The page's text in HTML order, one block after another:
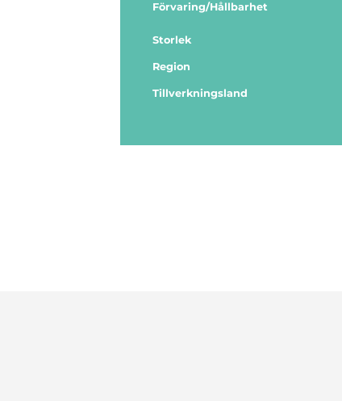
Förvaring/Hållbarhet
Storlek
Region
Tillverkningsland